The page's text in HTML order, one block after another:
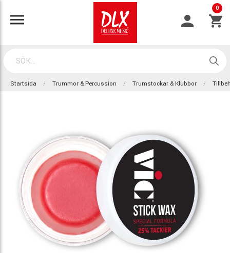
0
Startsida Trummor & Percussion Trumstockar & Klubbor